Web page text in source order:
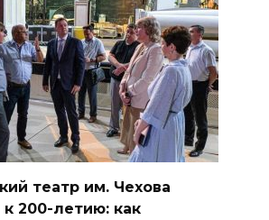
театр им. Чехова
к 200-летию: как